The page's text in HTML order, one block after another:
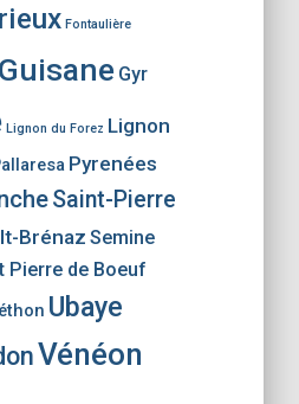
Fontaulière
Guisane Gyr
Lignon du Forez Lignon
Pyrenées
Saint-Pierre
Brénaz Semine
Pierre de Boeuf
Ubaye
Vénéon